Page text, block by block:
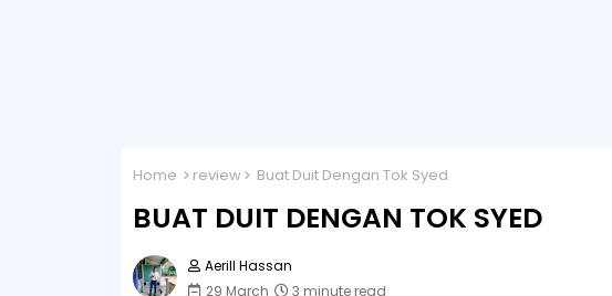
Home review Buat Duit Dengan Tok Syed
BUAT DUIT DENGAN TOK SYED
Aerill Hassan
29 March
3 minute read